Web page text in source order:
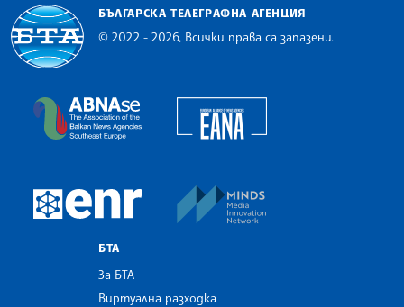
БЪЛГАРСКА ТЕЛЕГРАФНА АГЕНЦИЯ
© 2022 - 2026, Всички права са запазени.
The Assocoation of the Balkan News Agencies
European Newsroom
БТА
За БТА
Виртуална разходка